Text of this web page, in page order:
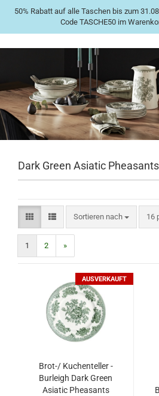
50% Rabatt auf alle Taschen bis zum
Code TASCHE50 im
Dark Green Asiatic Pheasants
Sortieren nach 16
1 2 »
AUSVERKAUFT
Brot-/ Kuchenteller -
Burleigh Dark Green
Asiatic Pheasants